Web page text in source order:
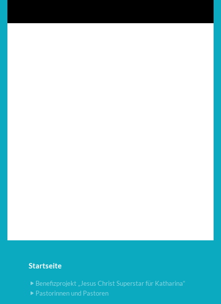
Startseite
Benefizprojekt „Jesus Christ Superstar für Katharina“
Pastorinnen und Pastoren